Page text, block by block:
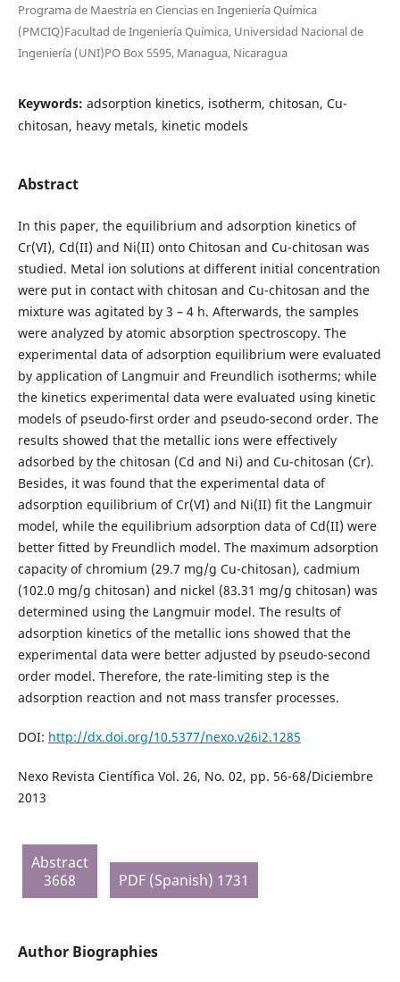
Programa de Maestría en Ciencias en Ingeniería Química
(PMCIQ)Facultad de Ingeniería Química, Universidad Nacional de
Ingeniería (UNI)PO Box 5595, Managua, Nicaragua
Keywords: adsorption kinetics, isotherm, chitosan, Cu-
chitosan, heavy metals, kinetic models
Abstract
In this paper, the equilibrium and adsorption kinetics of
Cr(VI), Cd(II) and Ni(II) onto Chitosan and Cu-chitosan was
studied. Metal ion solutions at different initial concentration
were put in contact with chitosan and Cu-chitosan and the
mixture was agitated by 3 – 4 h. Afterwards, the samples
were analyzed by atomic absorption spectroscopy. The
experimental data of adsorption equilibrium were evaluated
by application of Langmuir and Freundlich isotherms; while
the kinetics experimental data were evaluated using kinetic
models of pseudo-first order and pseudo-second order. The
results showed that the metallic ions were effectively
adsorbed by the chitosan (Cd and Ni) and Cu-chitosan (Cr).
Besides, it was found that the experimental data of
adsorption equilibrium of Cr(VI) and Ni(II) fit the Langmuir
model, while the equilibrium adsorption data of Cd(II) were
better fitted by Freundlich model. The maximum adsorption
capacity of chromium (29.7 mg/g Cu-chitosan), cadmium
(102.0 mg/g chitosan) and nickel (83.31 mg/g chitosan) was
determined using the Langmuir model. The results of
adsorption kinetics of the metallic ions showed that the
experimental data were better adjusted by pseudo-second
order model. Therefore, the rate-limiting step is the
adsorption reaction and not mass transfer processes.
DOI: http://dx.doi.org/10.5377/nexo.v26i2.1285
Nexo Revista Científica Vol. 26, No. 02, pp. 56-68/Diciembre
2013
Abstract
3668
PDF (Spanish) 1731
Author Biographies